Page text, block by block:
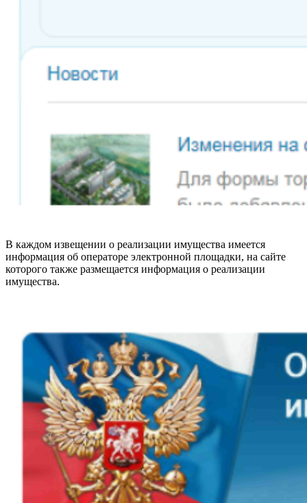
В каждом извещении о реализации имущества имеется
информация об операторе электронной площадки, на сайте
которого также размещается информация о реализации
имущества.